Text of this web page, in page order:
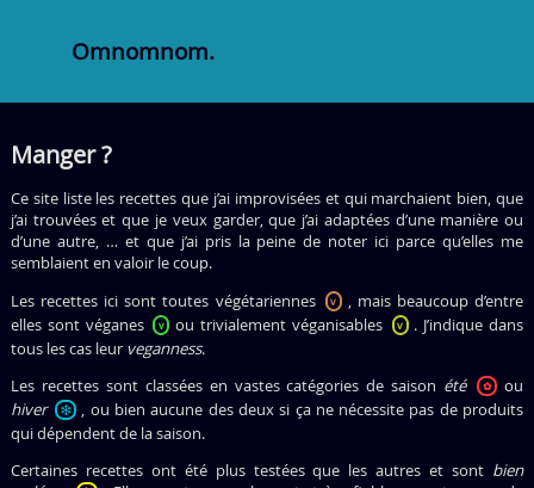
Omnomnom.
Manger ?
Ce site liste les recettes que j’ai improvisées et qui marchaient bien, que
j’ai trouvées et que je veux garder, que j’ai adaptées d’une manière ou
d’une autre, … et que j’ai pris la peine de noter ici parce qu’elles me
semblaient en valoir le coup.
Les recettes ici sont toutes végétariennes
v , mais beaucoup d’entre
elles sont véganes
v ou trivialement véganisables v . J’indique dans
tous les cas leur veganness.
Les recettes sont classées en vastes catégories de saison été ✿
ou
hiver
, ou bien aucune des deux si ça ne nécessite pas de produits
qui dépendent de la saison.
Certaines recettes ont été plus testées que les autres et sont bien